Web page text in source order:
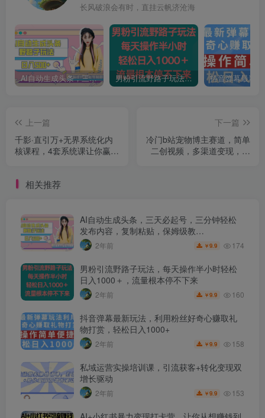
长风破浪会有时，直挂云帆济沧海
AI自动生成头条，三天必起号，三分钟轻松发布内容，复制粘贴，保姆级教… 男粉引流野路子玩法，每天操作半小时轻松日入1000＋，流量根本停不下来
上一篇
千影·直引万+无界系统化内
核课程，4套系统课让你赢在
下一篇
冷门b站宠物博主赛道，简单
二创视频，多渠道变现，日
相关推荐
AI自动生成头条，三天必起号，三分钟轻松
发布内容，复制粘贴，保姆级教…
2年前 ￥9.9 174
男粉引流野路子玩法，每天操作半小时轻松
日入1000＋，流量根本停不下来
2年前 ￥9.9 160
抖音弹幕最新玩法，利用粉丝好奇心赚取礼
物打赏，轻松日入1000+
2年前 ￥9.9 158
私域运营实操培训课，引流获客+转化变现双
增长驱动
2年前 ￥9.9 153